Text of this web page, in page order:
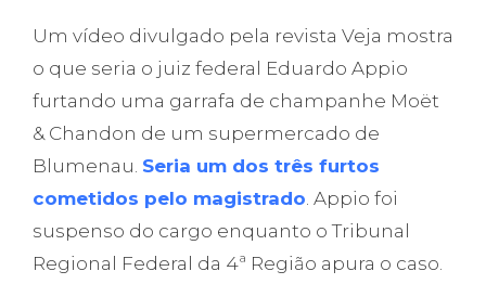
Um vídeo divulgado pela revista Veja mostra
o que seria o juiz federal Eduardo Appio
furtando uma garrafa de champanhe Moët
& Chandon de um supermercado de
Blumenau. Seria um dos três furtos
cometidos pelo magistrado. Appio foi
suspenso do cargo enquanto o Tribunal
Regional Federal da 4ª Região apura o caso.